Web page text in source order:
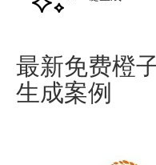
最新免费橙
生成案例